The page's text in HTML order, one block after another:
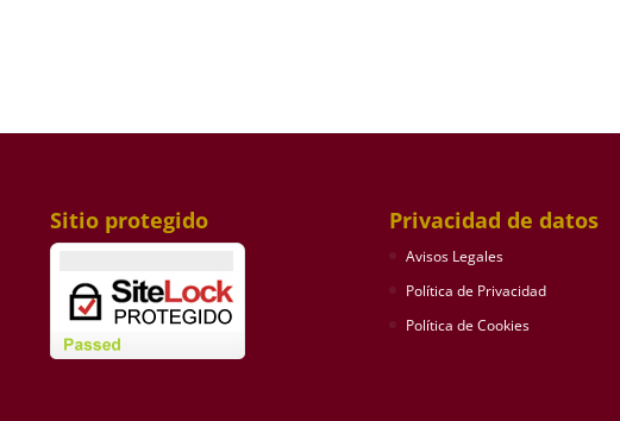
Sitio protegido Privacidad de datos
Avisos Legales
Política de Privacidad
Política de Cookies